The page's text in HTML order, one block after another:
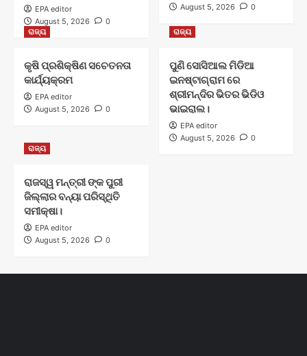
EPA editor
August 5, 2026
0
August 5, 2026
0
ରାଜ୍ୟ
କୃଷି ପ୍ରଶିକ୍ଷିଣ ସଚେତନତା
କାର୍ଯ୍ୟକ୍ରମ
EPA editor
August 5, 2026
0
ରାଜ୍ୟ
ପୁଣି ସୋସିଆଲ ମିଡିଆ
ଇନଷ୍ଟାଗ୍ରାମ ରେ
ଶ୍ରୀମନ୍ଦିର ଭିତର ଭିଡିଓ
ଭାଇରାଲ।
EPA editor
August 5, 2026
0
ରାଜ୍ୟ
ରାଜସ୍ୱ ମନ୍ତ୍ରୀ ଙ୍କ ପୁରୀ
ଜିଲ୍ଲାର ବନ୍ୟା ପରିସ୍ଥିତି
ସମୀକ୍ଷା।
EPA editor
August 5, 2026
0